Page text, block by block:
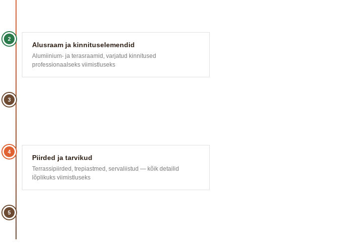
2
Alusraam ja kinnituselemendid
Alumiinium- ja terasraamid, varjatud kinnitused
professionaalseks viimistluseks
3
4
Piirded ja tarvikud
Terrassipiirded, trepiastmed, servaliistud — kõik detailid
lõplikuks viimistluseks
5